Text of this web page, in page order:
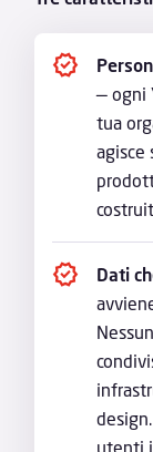
— ogni
tua
agisce
Dati
utenti